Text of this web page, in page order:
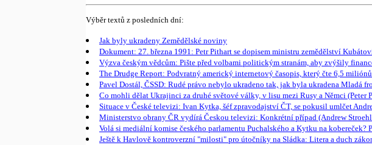
Výběr textů z posledních dní:
Jak byly ukradeny Zemědělské noviny
Dokument: 27. března 1991: Petr Pithart se dopisem ministru zemědělství
Výzva českým vědcům: Pište před volbami politickým stranám, aby zvýšily
The Drudge Report: Podvratný americký internetový časopis, který čte 6,5
Pavel Dostál, ČSSD: Rudé právo nebylo ukradeno tak, jak byla ukradena Mladá
Co mohli dělat Ukrajinci za druhé světové války, v lisu mezi Rusy a Němci (Peter
Situace v České televizi: Ivan Kytka, šéf zpravodajství ČT, se pokusil umlčet
Ministerstvo obrany ČR vydírá Českou televizi: Konkrétní případ (Andrew
Volá si mediální komise českého parlamentu Puchalského a Kytku na kobereček?
Ještě k Havlově kontroverzní "milosti" pro útočníky na Sládka: Litera a duch